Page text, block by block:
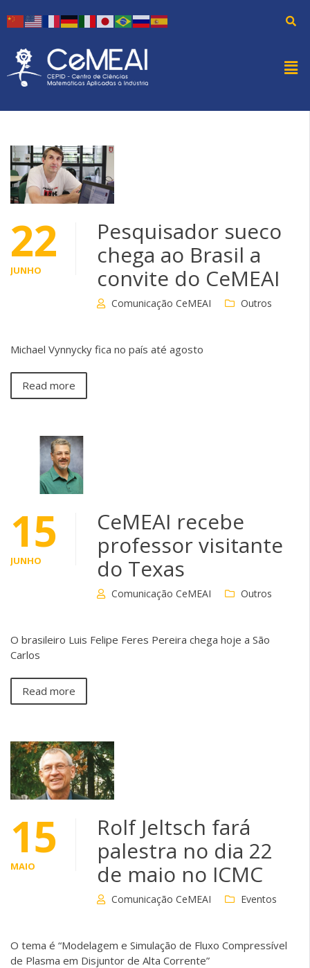
22
JUNHO
Pesquisador sueco
chega ao Brasil a
convite do CeMEAI
Comunicação CeMEAI Outros
Michael Vynnycky fica no país até agosto
Read more
15
JUNHO
CeMEAI recebe
professor visitante
do Texas
Comunicação CeMEAI Outros
O brasileiro Luis Felipe Feres Pereira chega hoje a São
Carlos
Read more
15
MAIO
Rolf Jeltsch fará
palestra no dia 22
de maio no ICMC
Comunicação CeMEAI Eventos
O tema é “Modelagem e Simulação de Fluxo Compressível
de Plasma em Disjuntor de Alta Corrente”